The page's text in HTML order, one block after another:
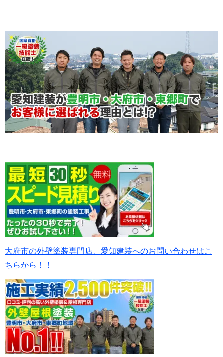
大府市の外壁塗装専門店、愛知建装へのお問い合わせはこ
ちらから！！